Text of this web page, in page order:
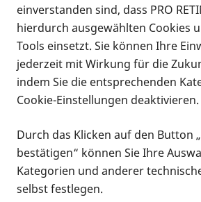
Infomaterial
Infomaterial
Vorlesen
Alle Infomaterialien in
Formaten an einem Ort
einverstanden sind, dass PRO
hierdurch ausgewählten Cookies
Tools einsetzt. Sie können Ihre
jederzeit mit Wirkung für die
indem Sie die entsprechenden
Cookie-Einstellungen deaktivieren.
Durch das Klicken auf den Button
bestätigen“ können Sie Ihre
Kategorien und anderer
selbst festlegen.